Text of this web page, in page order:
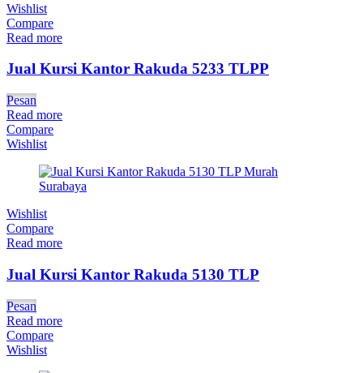
Wishlist
Compare
Read more
Jual Kursi Kantor Rakuda 5233 TLPP
Pesan
Read more
Compare
Wishlist
Wishlist
Compare
Read more
Jual Kursi Kantor Rakuda 5130 TLP
Pesan
Read more
Compare
Wishlist